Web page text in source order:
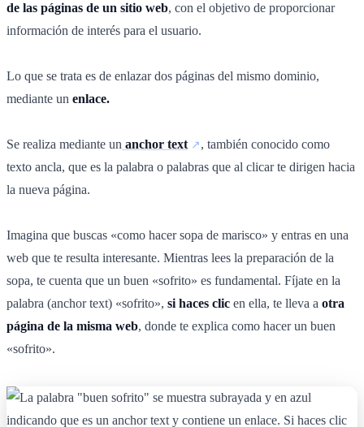
de las páginas de un sitio web, con el objetivo de proporcionar
información de interés para el usuario.
Lo que se trata es de enlazar dos páginas del mismo dominio,
mediante un enlace.
Se realiza mediante un anchor text
, también conocido como
texto ancla, que es la palabra o palabras que al clicar te dirigen hacia
la nueva página.
Imagina que buscas «como hacer sopa de marisco» y entras en una
web que te resulta interesante. Mientras lees la preparación de la
sopa, te cuenta que un buen «sofrito» es fundamental. Fíjate en la
palabra (anchor text) «sofrito», si haces clic en ella, te lleva a otra
página de la misma web, donde te explica como hacer un buen
«sofrito».